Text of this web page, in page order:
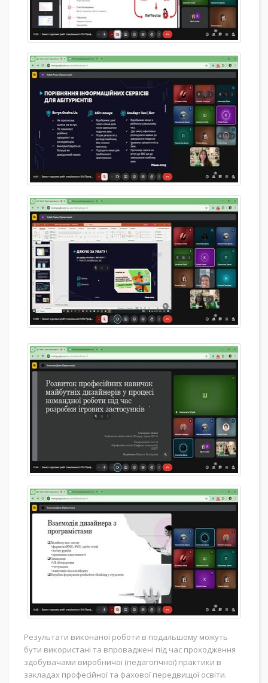
Результати виконаної роботи в подальшому можуть
бути використані та впроваджені під час проходження
здобувачами виробничої (педагогічної) практики в
закладах професійної та фахової передвищої освіти.